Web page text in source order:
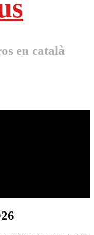
en català